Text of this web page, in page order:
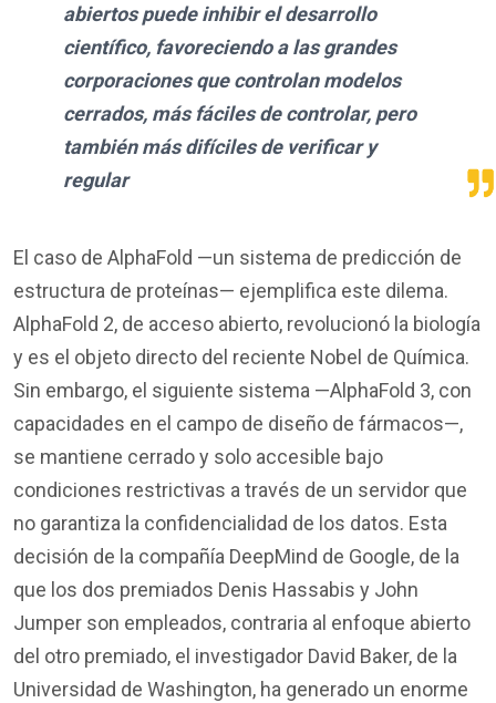
abiertos puede inhibir el desarrollo
científico, favoreciendo a las grandes
corporaciones que controlan modelos
cerrados, más fáciles decontrolar, pero
también más difíciles de verificary
regular
El caso de AlphaFold —un sistema de predicción de
estructura de proteínas— ejemplifica este dilema.
AlphaFold 2, de acceso abierto, revolucionó la biología
y es el objeto directo del reciente Nobel de Química.
Sin embargo, el siguiente sistema —AlphaFold 3, con
capacidades en el campo de diseño de fármacos—,
se mantiene cerrado y solo accesible bajo
condiciones restrictivas a través de un servidor que
no garantiza la confidencialidad de los datos. Esta
decisión de la compañía DeepMind de Google, de la
que los dos premiados Denis Hassabis y John
Jumper son empleados, contraria al enfoque abierto
del otro premiado, el investigador David Baker, de la
Universidad de Washington, ha generado un enorme